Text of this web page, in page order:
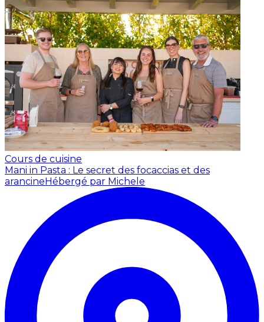
Cours de cuisine
Mani in Pasta : Le secret des focaccias et des
arancineHébergé par Michele